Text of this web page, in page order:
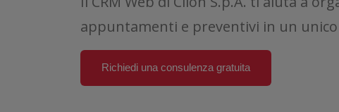
appuntamenti e preventivi in un
Richiedi una consulenza gratuita